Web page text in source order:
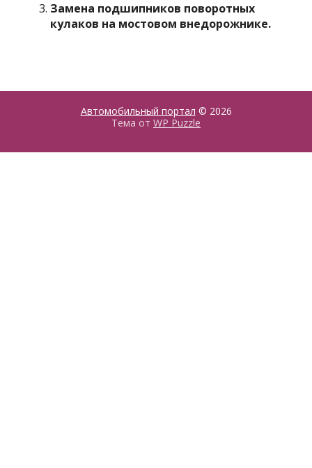
Замена подшипников поворотных
кулаков на мостовом внедорожнике.
Автомобильный портал © 2026
Тема от WP Puzzle